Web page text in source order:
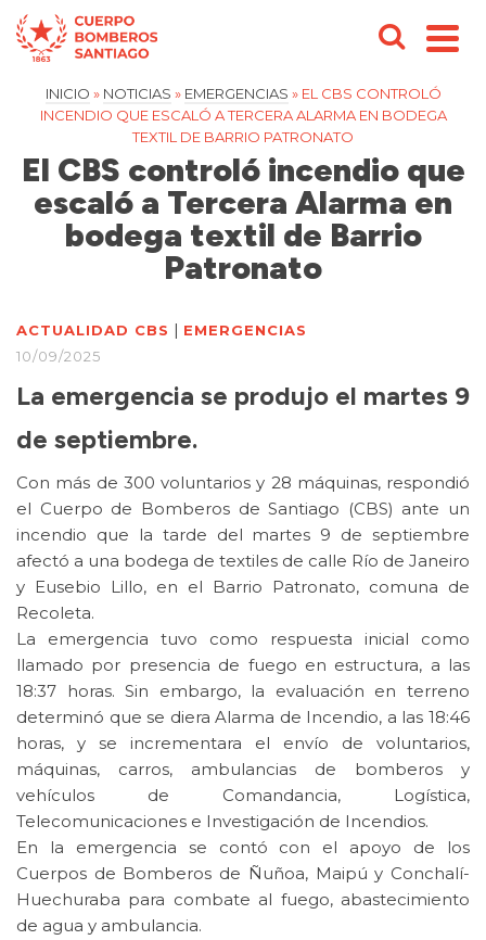
INICIO » NOTICIAS » EMERGENCIAS » EL CBS CONTROLÓ
INCENDIO QUE ESCALÓ A TERCERA ALARMA EN BODEGA
TEXTIL DE BARRIO PATRONATO
El CBS controló incendio que
escaló a Tercera Alarma en
bodega textil de Barrio
Patronato
ACTUALIDAD CBS | EMERGENCIAS
10/09/2025
La emergencia se produjo el martes 9
de septiembre.
Con más de 300 voluntarios y 28 máquinas, respondió
el Cuerpo de Bomberos de Santiago (CBS) ante un
incendio que la tarde del martes 9 de septiembre
afectó a una bodega de textiles de calle Río de Janeiro
y Eusebio Lillo, en el Barrio Patronato, comuna de
Recoleta.
La emergencia tuvo como respuesta inicial como
llamado por presencia de fuego en estructura, a las
18:37 horas. Sin embargo, la evaluación en terreno
determinó que se diera Alarma de Incendio, a las 18:46
horas, y se incrementara el envío de voluntarios,
máquinas, carros, ambulancias de bomberos y
vehículos de Comandancia, Logística,
Telecomunicaciones e Investigación de Incendios.
En la emergencia se contó con el apoyo de los
Cuerpos de Bomberos de Ñuñoa, Maipú y Conchalí-
Huechuraba para combate al fuego, abastecimiento
de agua y ambulancia.